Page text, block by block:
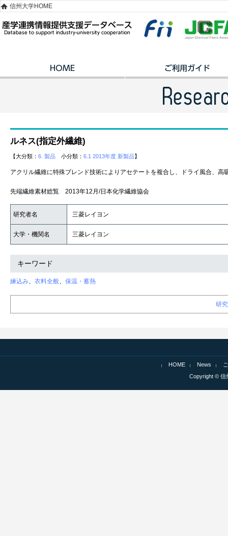
信州大学HOME
ルネス(指定外繊維)
【大分類： 6. 製品 小分類： 6.1 2013年度 新製品】
アクリル繊維に特殊ブレンド技術によりアセテートを複合し、ドライ風合、高
先端繊維素材総覧 2013年12月/日本化学繊維協会
研究者名 三菱レイヨン
大学・機関名 三菱レイヨン
キーワード
練込み、 衣料全般、 保温・蓄熱
研
HOME News
Copyright © 信